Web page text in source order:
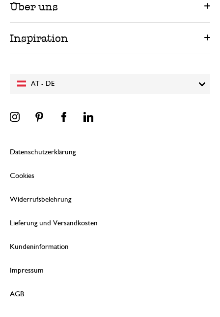
AT - DE
Über uns
Inspiration
Datenschutzerklärung
Cookies
Widerrufsbelehrung
Lieferung und Versandkosten
Kundeninformation
Impressum
AGB